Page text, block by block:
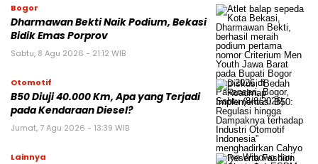
Bogor
Dharmawan Bekti Naik Podium, Bekasi
Bidik Emas Porprov
Sabtu, 8 Agu 2026 - 21:12 WIB
Otomotif
B50 Diuji 40.000 Km, Apa yang Terjadi
pada Kendaraan Diesel?
Jumat, 7 Agu 2026 - 13:39 WIB
Lainnya